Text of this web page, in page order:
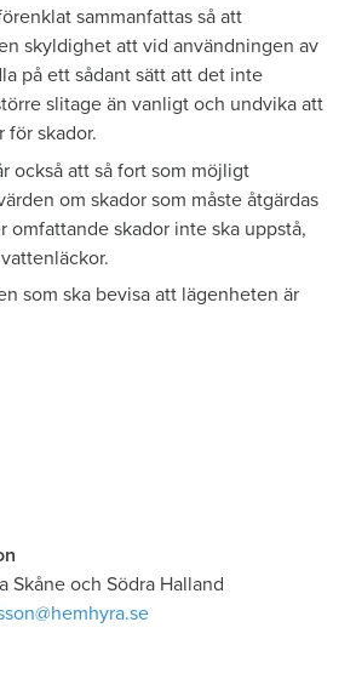
sammanfattas så att
skyldighet att vid användningen av
på ett sådant sätt att det inte
slitage än vanligt och undvika att
för skador.
också att så fort som möjligt
om skador som måste åtgärdas
omfattande skador inte ska uppstå,
som ska bevisa att lägenheten är
Skåne och Södra Halland